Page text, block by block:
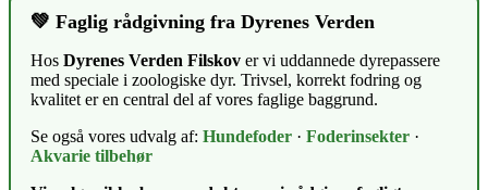
💚 Faglig rådgivning fra Dyrenes Verden
Hos Dyrenes Verden Filskov er vi uddannede dyrepassere
med speciale i zoologiske dyr. Trivsel, korrekt fodring og
kvalitet er en central del af vores faglige baggrund.
Se også vores udvalg af: Hundefoder · Foderinsekter ·
Akvarie tilbehør